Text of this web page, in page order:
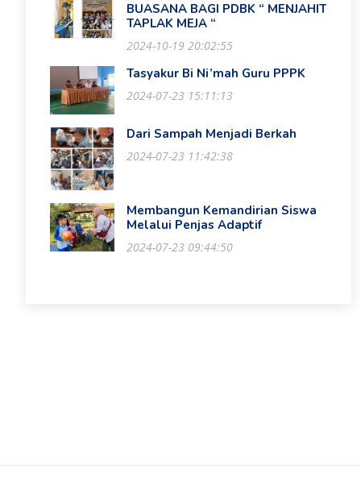
BUASANA BAGI PDBK “ MENJAHIT
TAPLAK MEJA “
2024-10-19 20:02:55
Tasyakur Bi Ni’mah Guru PPPK
2024-07-23 15:11:13
Dari Sampah Menjadi Berkah
2024-07-23 11:42:38
Membangun Kemandirian Siswa
Melalui Penjas Adaptif
2024-07-23 09:44:50